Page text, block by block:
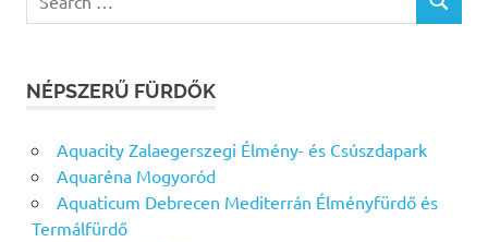
for:
SEARCH
NÉPSZERŰ FÜRDŐK
Aquacity Zalaegerszegi Élmény- és Csúszdapark
Aquaréna Mogyoród
Aquaticum Debrecen Mediterrán Élményfürdő és
Termálfürdő